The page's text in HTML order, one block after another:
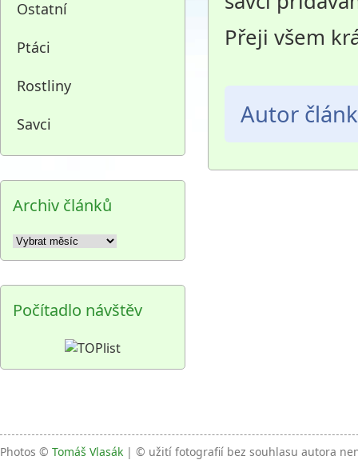
Ostatní
Ptáci
Rostliny
Savci
Archiv článků
Archiv
článků
Počítadlo návštěv
Přeji
Autor
Photos © Tomáš Vlasák | © užití fotografií bez souhlasu autora